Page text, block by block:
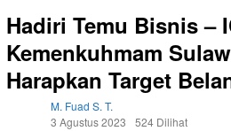
Hadiri Temu Bisnis –
Kemenkuhmam
Harapkan Target
M. Fuad S. T.
3 Agustus 2023
524 Dilihat